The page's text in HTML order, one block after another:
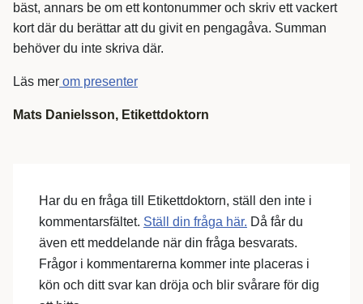
bäst, annars be om ett kontonummer och skriv ett vackert
kort där du berättar att du givit en pengagåva. Summan
behöver du inte skriva där.
Läs mer om presenter
Mats Danielsson, Etikettdoktorn
Har du en fråga till Etikettdoktorn, ställ den inte i
kommentarsfältet. Ställ din fråga här. Då får du
även ett meddelande när din fråga besvarats.
Frågor i kommentarerna kommer inte placeras i
kön och ditt svar kan dröja och blir svårare för dig